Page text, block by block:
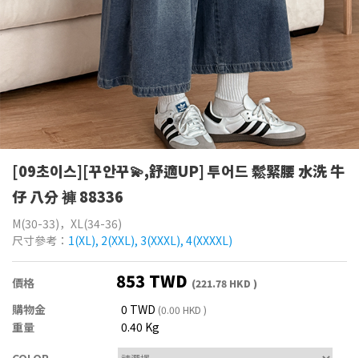
[09초이스][꾸안꾸💫,舒適UP] 투어드 鬆緊腰 水洗 牛
仔 八分 褲 88336
M(30-33)，XL(34-36)
尺寸參考： 1(XL), 2(XXL), 3(XXXL), 4(XXXXL)
價格 853 TWD (221.78 HKD )
購物金 0 TWD (0.00 HKD )
重量
0.40 Kg